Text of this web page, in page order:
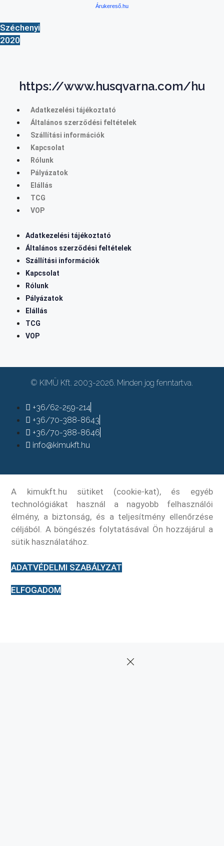
Árukereső.hu
Széchenyi
2020
https://www.husqvarna.com/hu
Adatkezelési tájékoztató
Általános szerződési feltételek
Szállítási információk
Kapcsolat
Rólunk
Pályázatok
Elállás
TCG
VOP
Adatkezelési tájékoztató
Általános szerződési feltételek
Szállítási információk
Kapcsolat
Rólunk
Pályázatok
Elállás
TCG
VOP
© KIMÜ Kft. 2003-2026. Minden jog fenntartva.
+36/62-259-214
+36/70-388-8643
+36/70-388-8646
info@kimukft.hu
A kimukft.hu sütiket (cookie-kat), és egyéb
technológiákat használ a nagyobb felhasználói
élmény, a biztonság, és a teljesítmény ellenőrzése
céljából. A böngészés folytatásával Ön hozzájárul a
sütik használatához.
ADATVÉDELMI SZABÁLYZAT
ELFOGADOM